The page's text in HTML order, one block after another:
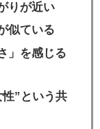
りが近い
似ている
」を感じる
”という共